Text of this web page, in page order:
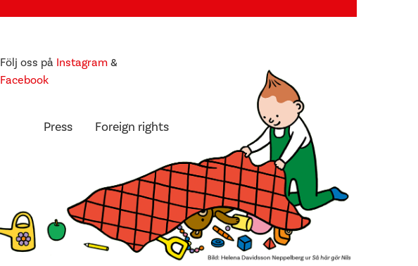
Följ oss på Instagram &
Facebook
Press Foreign rights